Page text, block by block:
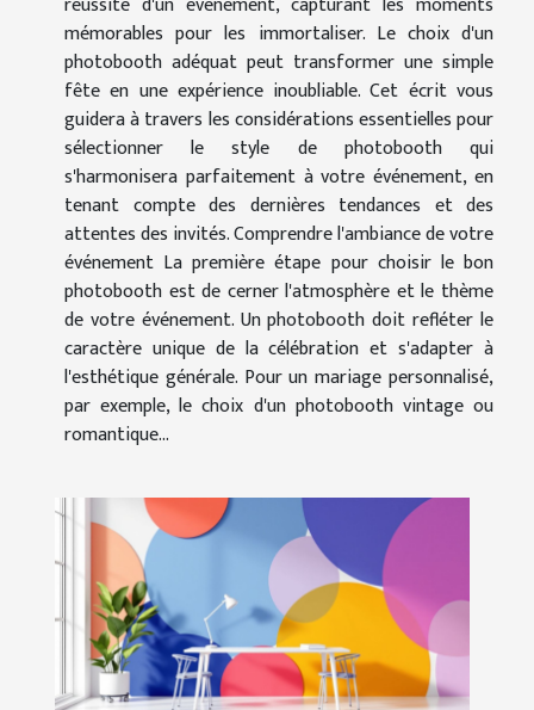
mémorables pour les immortaliser. Le choix d'un
photobooth adéquat peut transformer une simple
fête en une expérience inoubliable. Cet écrit vous
guidera à travers les considérations essentielles pour
sélectionner le style de photobooth qui
s'harmonisera parfaitement à votre événement, en
tenant compte des dernières tendances et des
attentes des invités. Comprendre l'ambiance de votre
événement La première étape pour choisir le bon
photobooth est de cerner l'atmosphère et le thème
de votre événement. Un photobooth doit refléter le
caractère unique de la célébration et s'adapter à
l'esthétique générale. Pour un mariage personnalisé,
par exemple, le choix d'un photobooth vintage ou
romantique...